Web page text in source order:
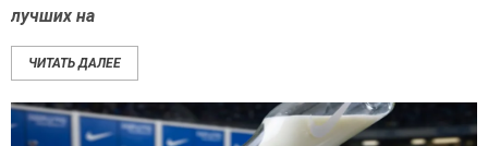
лучших на
ЧИТАТЬ ДАЛЕЕ